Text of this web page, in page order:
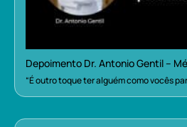
Depoimento Dr. Antonio Gentil –
“É outro toque ter alguém como vocês